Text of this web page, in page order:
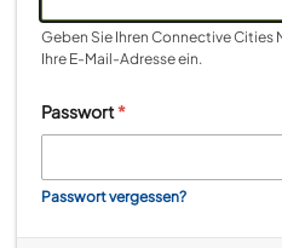
Geben Sie Ihren Connective
Ihre E-Mail-Adresse ein.
Passwort*
Passwort vergessen?